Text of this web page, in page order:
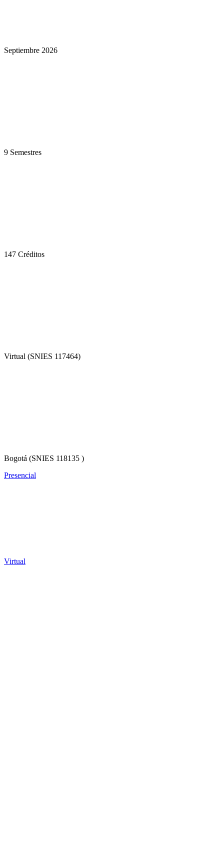
Septiembre 2026
9 Semestres
147 Créditos
Virtual (SNIES 117464)
Bogotá (SNIES 118135 )
Presencial
Virtual